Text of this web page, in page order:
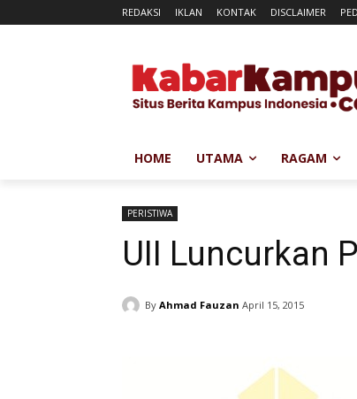
REDAKSI IKLAN KONTAK DISCLAIMER
HOME UTAMA RAGAM
PERISTIWA
UII Luncurkan
By Ahmad Fauzan April 15, 2015